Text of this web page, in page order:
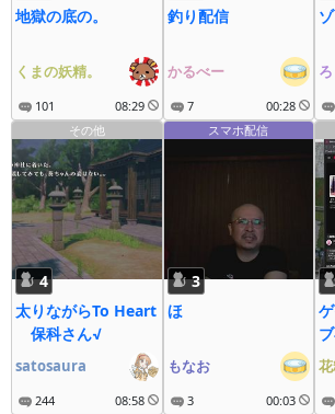
地獄の底の。
くまの妖精。
101 08:29
釣り配信
かるべー
7 00:28
その他
4
太りながらTo Heart
保科さん√
satosaura
244 08:58
スマホ配信
3
ほ
もなお
3 00:03